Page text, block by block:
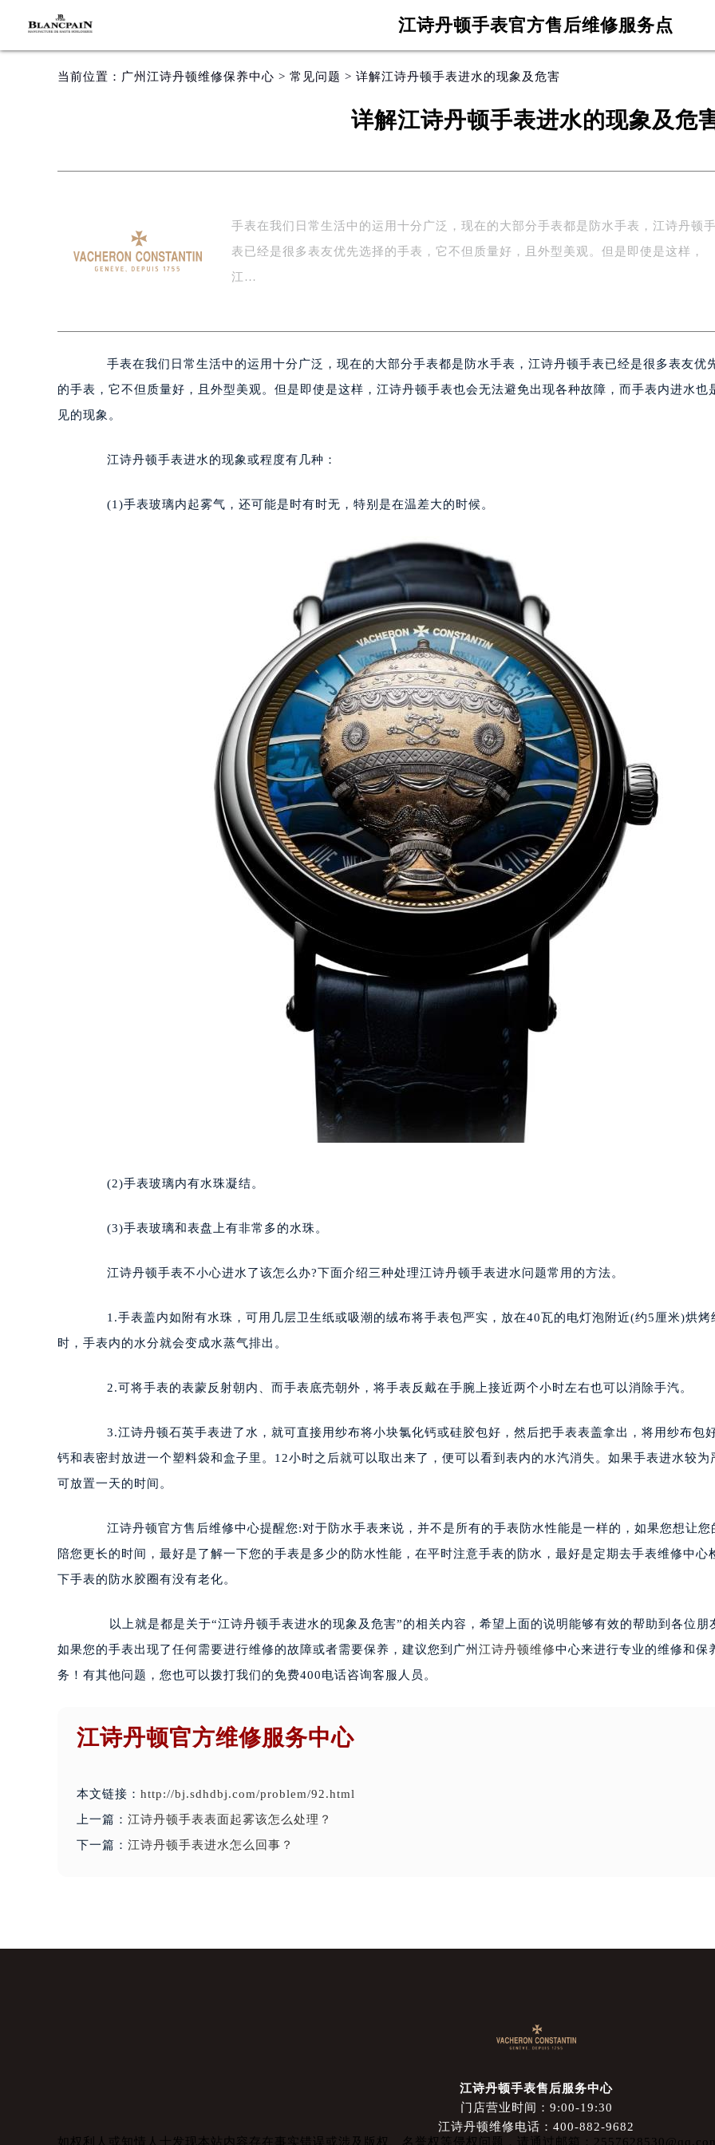
江诗丹顿手表官方售后维修服务点
当前位置： 广州江诗丹顿维修保养中心 > 常见问题 > 详解江诗丹顿手表进水的现象及危害
详解江诗丹顿手表进水的现象及危
手表在我们日常生活中的运用十分广泛，现在的大部分手表都是防水手表，江诗丹顿
表已经是很多表友优先选择的手表，它不但质量好，且外型美观。但是即使是这样，
江…
手表在我们日常生活中的运用十分广泛，现在的大部分手表都是防水手表，江诗丹顿手表已经是很多表友优
的手表，它不但质量好，且外型美观。但是即使是这样，江诗丹顿手表也会无法避免出现各种故障，而手表内进水也
见的现象。
江诗丹顿手表进水的现象或程度有几种：
(1)手表玻璃内起雾气，还可能是时有时无，特别是在温差大的时候。
(2)手表玻璃内有水珠凝结。
(3)手表玻璃和表盘上有非常多的水珠。
江诗丹顿手表不小心进水了该怎么办?下面介绍三种处理江诗丹顿手表进水问题常用的方法。
1.手表盖内如附有水珠，可用几层卫生纸或吸潮的绒布将手表包严实，放在40瓦的电灯泡附近(约5厘米)烘烤
时，手表内的水分就会变成水蒸气排出。
2.可将手表的表蒙反射朝内、而手表底壳朝外，将手表反戴在手腕上接近两个小时左右也可以消除手汽。
3.江诗丹顿石英手表进了水，就可直接用纱布将小块氯化钙或硅胶包好，然后把手表表盖拿出，将用纱布包
钙和表密封放进一个塑料袋和盒子里。12小时之后就可以取出来了，便可以看到表内的水汽消失。如果手表进水较为
可放置一天的时间。
江诗丹顿官方售后维修中心提醒您:对于防水手表来说，并不是所有的手表防水性能是一样的，如果您想让您
陪您更长的时间，最好是了解一下您的手表是多少的防水性能，在平时注意手表的防水，最好是定期去手表维修中心
下手表的防水胶圈有没有老化。
以上就是都是关于“江诗丹顿手表进水的现象及危害”的相关内容，希望上面的说明能够有效的帮助到各位朋
如果您的手表出现了任何需要进行维修的故障或者需要保养，建议您到广州 江诗丹顿维修中心来进行专业的维修和保
务！有其他问题，您也可以拨打我们的免费400电话咨询客服人员。
江诗丹顿官方维修服务中心
本文链接： http://bj.sdhdbj.com/problem/92.html
上一篇： 江诗丹顿手表表面起雾该怎么处理？
下一篇： 江诗丹顿手表进水怎么回事？
江诗丹顿手表售后服务中心
门店营业时间：9:00-19:30
江诗丹顿维修电话：400-882-9682
如权利人或知情人士发现本站内容存在事实错误或涉及版权、名誉权等侵权问题，请通过邮箱：